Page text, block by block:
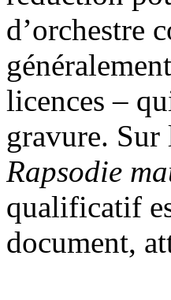
d’orchestre
licences –
gravure. Sur
Rapsodie
qualificatif
document,